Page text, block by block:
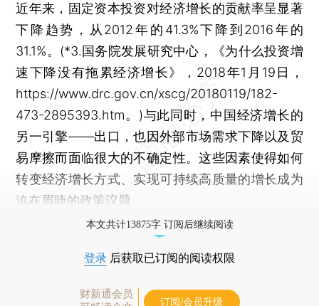
近年来，固定资本投资对经济增长的贡献率呈显著
下降趋势，从2012年的41.3%下降到2016年的
31.1%。(*3.国务院发展研究中心，《为什么投资增
速下降没有拖累经济增长》，2018年1月19日，
https://www.drc.gov.cn/xscg/20180119/182-
473-2895393.htm。)与此同时，中国经济增长的
另一引擎——出口，也因外部市场需求下降以及贸
易摩擦而面临很大的不确定性。这些因素使得如何
转变经济增长方式、实现可持续高质量的增长成为
迫在眉睫的政策议题。
本文共计13875字 订阅后继续阅读
登录 后获取已订阅的阅读权限
财新通会员
订阅/会员升级